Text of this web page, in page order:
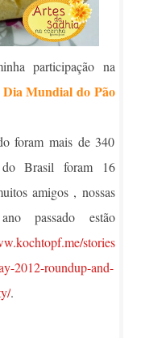
participação na
Dia Mundial do Pão
foram mais de 340
do Brasil foram 16
amigos , nossas
passado estão
stories
2012-roundup-and-
.